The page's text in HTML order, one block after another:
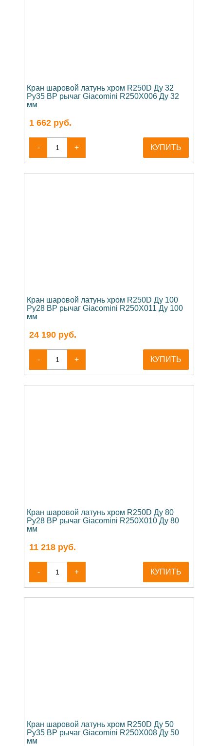
Кран шаровой латунь хром R250D Ду 32
Ру35 ВР рычаг Giacomini R250X006 Ду 32
мм
1 662 руб.
- + КУПИТЬ
Кран шаровой латунь хром R250D Ду 100
Ру28 ВР рычаг Giacomini R250X011 Ду 100
мм
24 190 руб.
- + КУПИТЬ
Кран шаровой латунь хром R250D Ду 80
Ру28 ВР рычаг Giacomini R250X010 Ду 80
мм
11 218 руб.
- + КУПИТЬ
Кран шаровой латунь хром R250D Ду 50
Ру35 ВР рычаг Giacomini R250X008 Ду 50
мм